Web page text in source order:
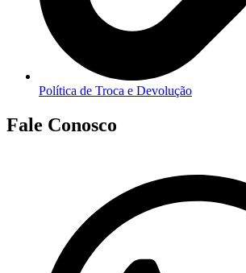
Política de Troca e Devolução
Fale Conosco